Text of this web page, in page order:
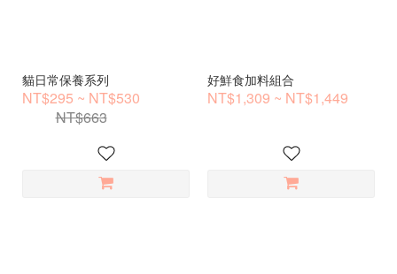
貓日常保養系列
NT$295 ~ NT$530
NT$663
好鮮食加料組合
NT$1,309 ~ NT$1,449